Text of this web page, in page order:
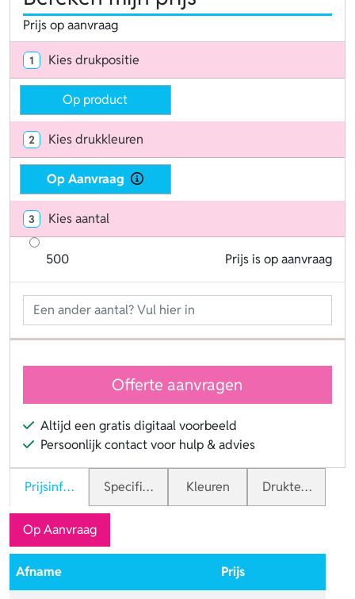
Prijs op aanvraag
1 Kies drukpositie
Op product
2 Kies drukkleuren
Op Aanvraag
3 Kies aantal
500 Prijs is op aanvraag
Offerte aanvragen
Altijd een gratis digitaal voorbeeld
Persoonlijk contact voor hulp & advies
PrijsinformatieSpecificaties Kleuren Druktechnieken
Op Aanvraag
Afname Prijs